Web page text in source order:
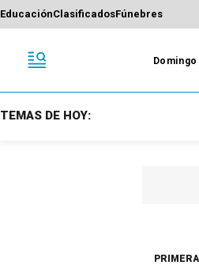
EducaciónClasificadosFúnebres
TEMAS DE HOY: